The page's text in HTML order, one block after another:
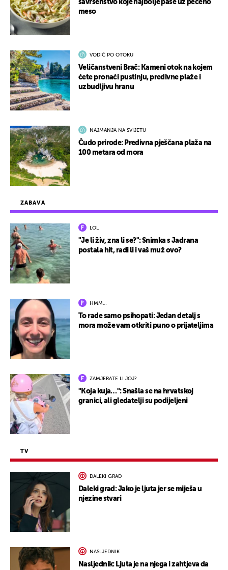
ZABAVA
LOL
"Je li živ, zna li se?": Snimka s Jadrana
postala hit, radi li i vaš muž ovo?
HMM…
To rade samo psihopati: Jedan detalj s
mora može vam otkriti puno o prijateljima
ZAMJERATE LI JOJ?
"Koja kuja…": Snašla se na hrvatskoj
granici, ali gledatelji su podijeljeni
TV
DALEKI GRAD
Daleki grad: Jako je ljuta jer se miješa u
njezine stvari
NASLJEDNIK
Nasljednik: Ljuta je na njega i zahtjeva da
savršenstvo koje najbolje paše uz pečeno
meso
VODIČ PO OTOKU
Veličanstveni Brač: Kameni otok na kojem
ćete pronaći pustinju, predivne plaže i
uzbudljivu hranu
NAJMANJA NA SVIJETU
Čudo prirode: Predivna pješčana plaža na
100 metara od mora